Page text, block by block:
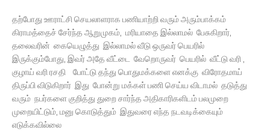
தற்போது ஊராட்சி செயலாளராக பணியாற்றி வரும் அரும்பாக்கம்
கிராமத்தைச் சேர்ந்த ஆறுமுகம், மரியாதை இல்லாமல் பேசுகிறார்,
தலைவரின் கையெழுத்து இல்லாமல் வீடு ஒருவர் பெயரில்
இருக்கும்போது, இவர் அதே வீட்டை வேறொருவர் பெயரில் வீட்டு வரி ,
குழாய் வரி ரசதி போட்டு தந்து பொதுமக்களை எனக்கு விரோதமாய்
திருப்பி விடுகிறார் இது போன்று மக்கள் பணி செய்ய விடாமல் தடுத்து
வரும் நபர்களை குறித்து துறை சார்ந்த அதிகாரிகளிடம் பலமுறை
முறையிட்டும், மனு கொடுத்தும் இதுவரை எந்த நடவடிக்கையும்
எடுக்கவில்லை